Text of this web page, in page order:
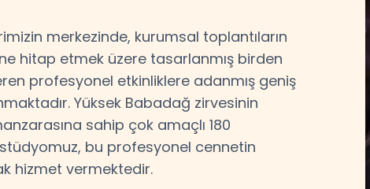
merkezinde, kurumsal toplantıların
hitap etmek üzere tasarlanmış birden
profesyonel etkinliklere adanmış geniş
Yüksek Babadağ zirvesinin
sahip çok amaçlı 180
bu profesyonel cennetin
hizmet vermektedir.